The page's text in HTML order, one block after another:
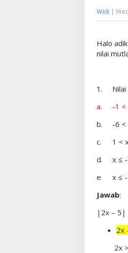
Widi |
Halo
nilai
1.
a.
-1 <
b.
-6 <
c.
1 <
d.
x ≤
e
x ≤
Jawab:
|2x – 5|
2x
2x